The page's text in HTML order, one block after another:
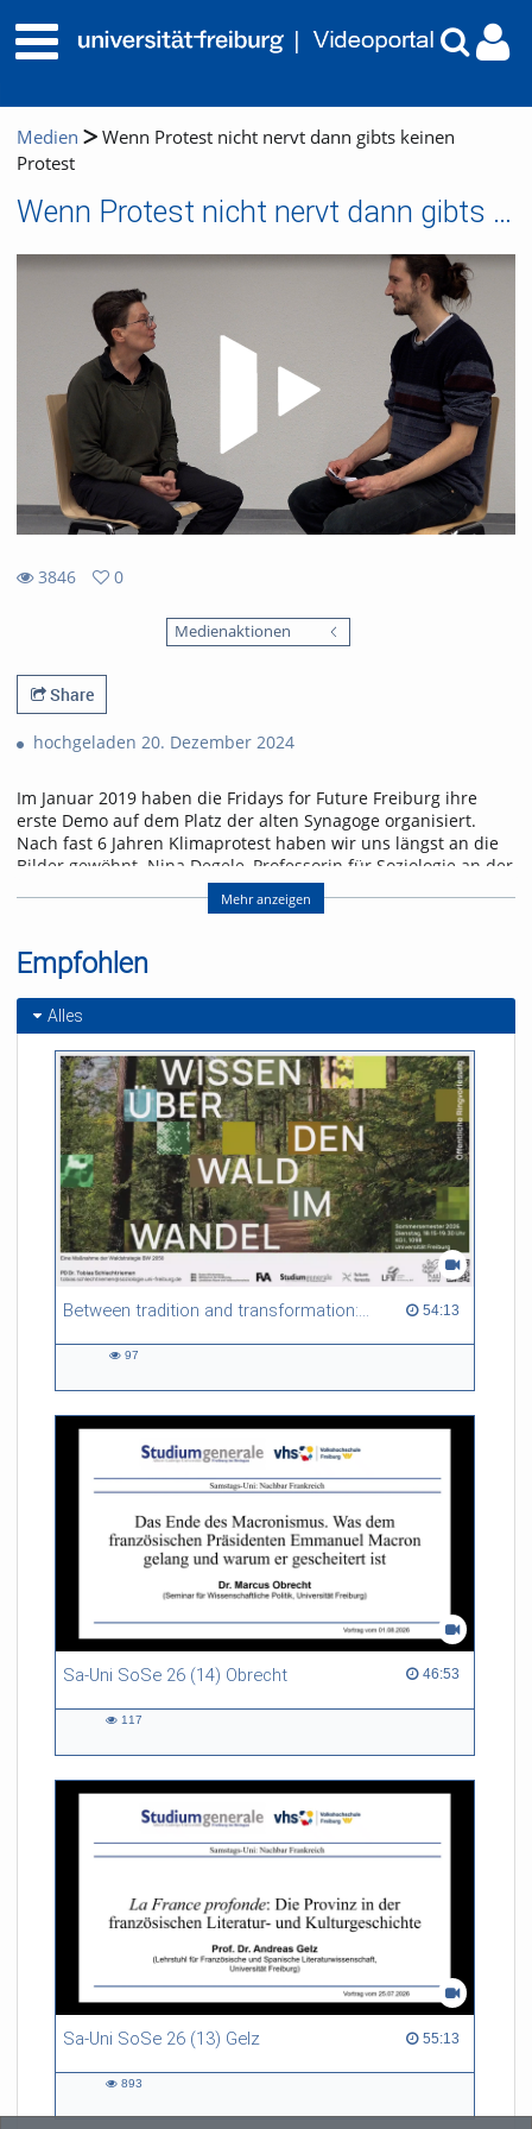
Medien
Wenn Protest nicht nervt dann gibts keinen
Protest
Wenn Protest nicht nervt dann gibts keinen Protest
3846
0
Medienaktionen
Share
hochgeladen 20. Dezember 2024
Im Januar 2019 haben die Fridays for Future Freiburg ihre
erste Demo auf dem Platz der alten Synagoge organisiert.
Nach fast 6 Jahren Klimaprotest haben wir uns längst an die
Bilder gewöhnt. Nina Degele, Professorin für Soziologie an der
Uni Freiburg, erklärt, warum Druck weiter notwendig ist. Staat,
Wirtschaft und Individuen müssen sich alle für Klimaschutz
Zukunft zu schaffen.
Referent/in:
Andreas Nagel
Mehr anzeigen
Empfohlen
Alles
Between tradition and transformation: how owners, advisers and institutions co-create knowledge for resilient forests in Europe 54:13
54:13 duration
97
Sa-Uni SoSe 26 (14) Obrecht 46:53
46:53 duration
117
Sa-Uni SoSe 26 (13) Gelz 55:13
55:13 duration
893